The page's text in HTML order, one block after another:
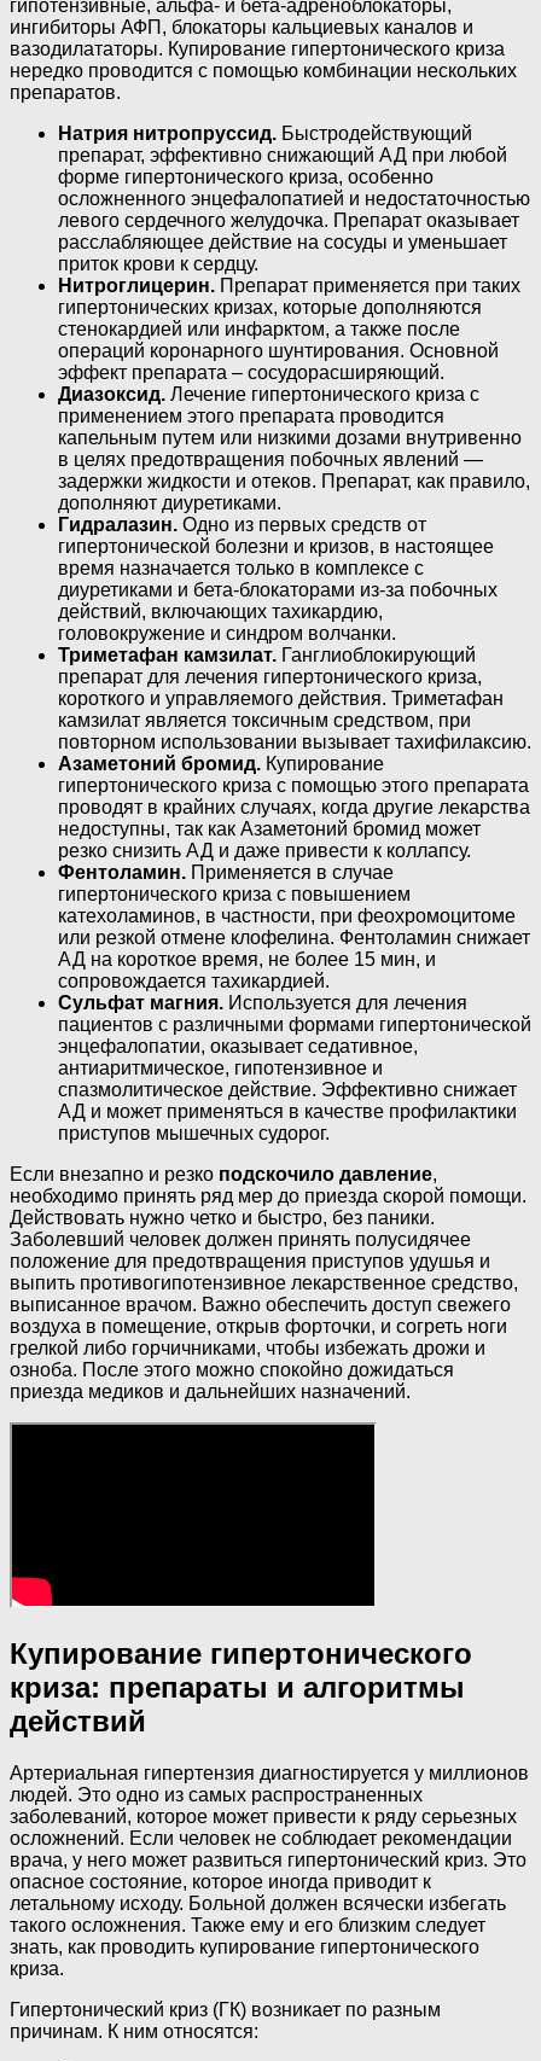
гипотензивные, альфа- и бета-адреноблокаторы,
ингибиторы АФП, блокаторы кальциевых каналов и
вазодилататоры. Купирование гипертонического криза
нередко проводится с помощью комбинации нескольких
препаратов.
Натрия нитропруссид. Быстродействующий
препарат, эффективно снижающий АД при любой
форме гипертонического криза, особенно
осложненного энцефалопатией и недостаточностью
левого сердечного желудочка. Препарат оказывает
расслабляющее действие на сосуды и уменьшает
приток крови к сердцу.
Нитроглицерин. Препарат применяется при таких
гипертонических кризах, которые дополняются
стенокардией или инфарктом, а также после
операций коронарного шунтирования. Основной
эффект препарата – сосудорасширяющий.
Диазоксид. Лечение гипертонического криза с
применением этого препарата проводится
капельным путем или низкими дозами внутривенно
в целях предотвращения побочных явлений —
задержки жидкости и отеков. Препарат, как правило,
дополняют диуретиками.
Гидралазин. Одно из первых средств от
гипертонической болезни и кризов, в настоящее
время назначается только в комплексе с
диуретиками и бета-блокаторами из-за побочных
действий, включающих тахикардию,
головокружение и синдром волчанки.
Триметафан камзилат. Ганглиоблокирующий
препарат для лечения гипертонического криза,
короткого и управляемого действия. Триметафан
камзилат является токсичным средством, при
повторном использовании вызывает тахифилаксию.
Азаметоний бромид. Купирование
гипертонического криза с помощью этого препарата
проводят в крайних случаях, когда другие лекарства
недоступны, так как Азаметоний бромид может
резко снизить АД и даже привести к коллапсу.
Фентоламин. Применяется в случае
гипертонического криза с повышением
катехоламинов, в частности, при феохромоцитоме
или резкой отмене клофелина. Фентоламин снижает
АД на короткое время, не более 15 мин, и
сопровождается тахикардией.
Сульфат магния. Используется для лечения
пациентов с различными формами гипертонической
энцефалопатии, оказывает седативное,
антиаритмическое, гипотензивное и
спазмолитическое действие. Эффективно снижает
АД и может применяться в качестве профилактики
приступов мышечных судорог.
Если внезапно и резко подскочило давление,
необходимо принять ряд мер до приезда скорой помощи.
Действовать нужно четко и быстро, без паники.
Заболевший человек должен принять полусидячее
положение для предотвращения приступов удушья и
выпить противогипотензивное лекарственное средство,
выписанное врачом. Важно обеспечить доступ свежего
воздуха в помещение, открыв форточки, и согреть ноги
грелкой либо горчичниками, чтобы избежать дрожи и
озноба. После этого можно спокойно дожидаться
приезда медиков и дальнейших назначений.
Купирование гипертонического
криза: препараты и алгоритмы
действий
Артериальная гипертензия диагностируется у миллионов
людей. Это одно из самых распространенных
заболеваний, которое может привести к ряду серьезных
осложнений. Если человек не соблюдает рекомендации
врача, у него может развиться гипертонический криз. Это
опасное состояние, которое иногда приводит к
летальному исходу. Больной должен всячески избегать
такого осложнения. Также ему и его близким следует
знать, как проводить купирование гипертонического
криза.
Гипертонический криз (ГК) возникает по разным
причинам. К ним относятся: